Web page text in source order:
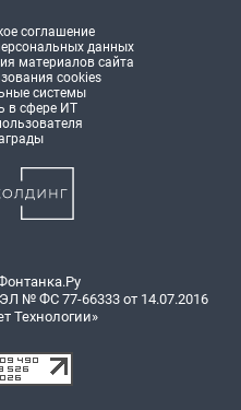
соглашение
данных
материалов сайта
cookies
системы
в сфере ИТ
№ ФС 77-66333 от 14.07.2016
Технологии»